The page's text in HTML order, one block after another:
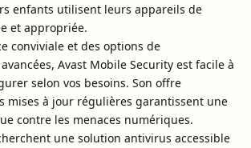
enfants utilisent leurs appareils de
et appropriée.
conviviale et des options de
Avast Mobile Security est facile à
selon vos besoins. Son offre
mises à jour régulières garantissent une
contre les menaces numériques.
une solution antivirus accessible